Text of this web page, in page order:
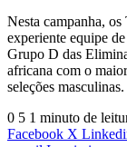
Nesta campanha,
experiente equipe
Grupo D das
africana com o
seleções masculinas.
0 5 1 minuto de
Facebook X